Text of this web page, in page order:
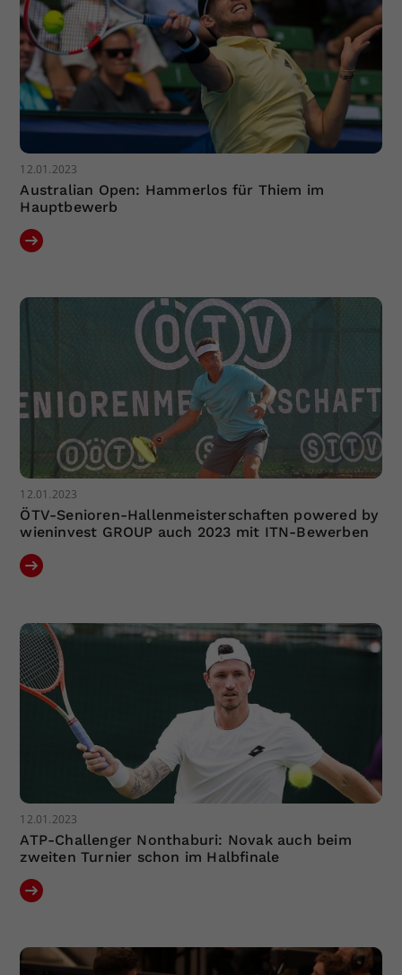
12.01.2023
Australian Open: Hammerlos für Thiem im
Hauptbewerb
12.01.2023
ÖTV-Senioren-Hallenmeisterschaften powered by
wieninvest GROUP auch 2023 mit ITN-Bewerben
12.01.2023
ATP-Challenger Nonthaburi: Novak auch beim
zweiten Turnier schon im Halbfinale